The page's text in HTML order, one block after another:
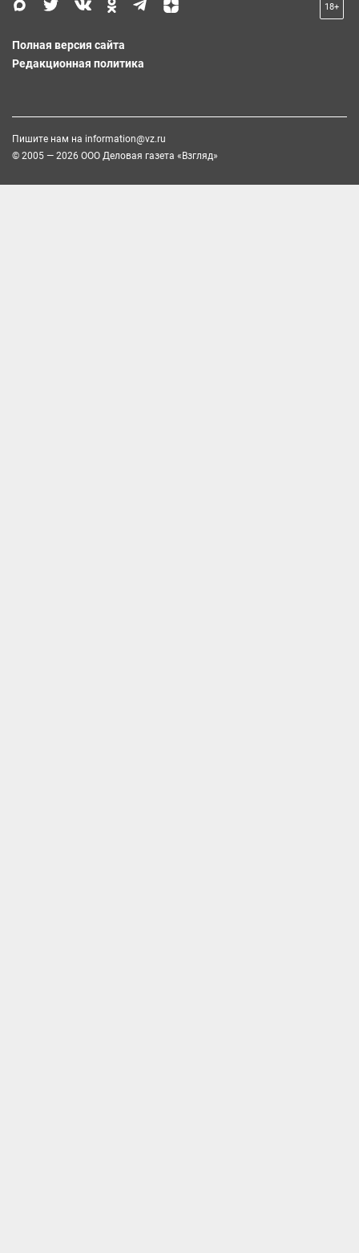
18+
Полная версия сайта
Редакционная политика
Пишите нам на information@vz.ru
© 2005 — 2026 ООО Деловая газета «Взгляд»